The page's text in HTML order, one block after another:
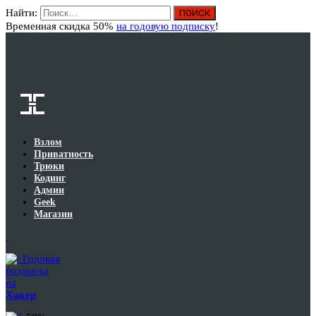
Найти:
Временная скидка 50% на годовую подписку!
Взлом
Приватность
Трюки
Кодинг
Админ
Geek
Магазин
Годовая
подписка
на
Хакер